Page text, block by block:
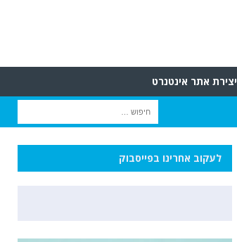
יצירת אתר אינטנרט
לעקוב אחרינו בפייסבוק